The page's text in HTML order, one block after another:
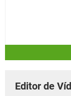
Editor de